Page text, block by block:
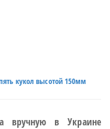
кукол высотой 150мм
вручную в Украине